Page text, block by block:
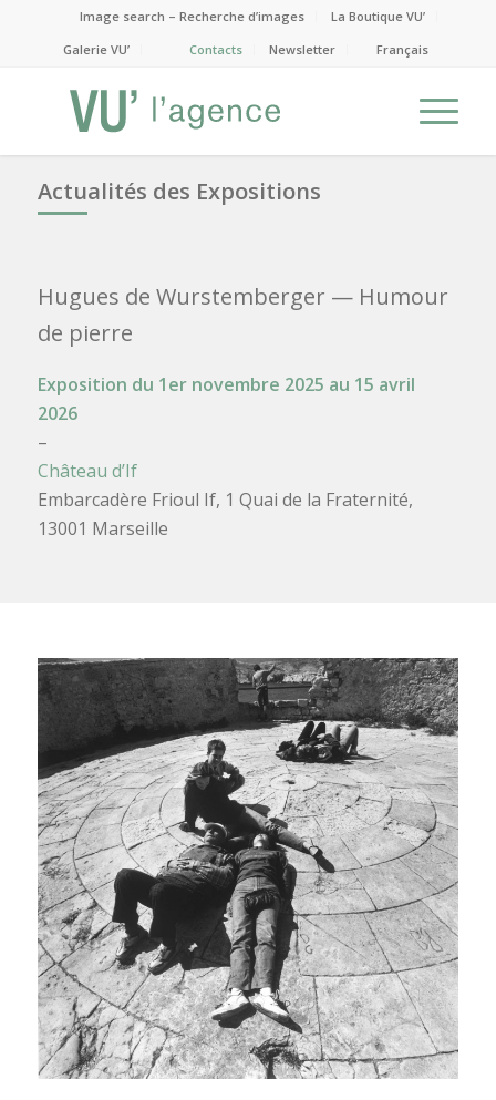
Image search – Recherche d’images
La Boutique VU’
Galerie VU’
Contacts Newsletter Français
Actualités des Expositions
Hugues de Wurstemberger — Humour
de pierre
Exposition du 1er novembre 2025 au 15 avril
2026
–
Château d’If
Embarcadère Frioul If, 1 Quai de la Fraternité,
13001 Marseille